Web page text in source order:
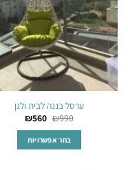
את
האפשרויות
בעמוד
המוצר
ערסל בננה לבית ולגן
₪990
₪560
בחר אפשרויות